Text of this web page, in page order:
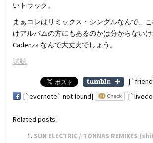
いトラック。
まぁコレはリミックス・シングルなんで、
けアルバムの方にもあるのかは分からない
Cadenza なんで大丈夫でしょう。
試聴
[`evernote` not found]
Related posts:
SUN ELECTRIC / TONNAS REMIXES